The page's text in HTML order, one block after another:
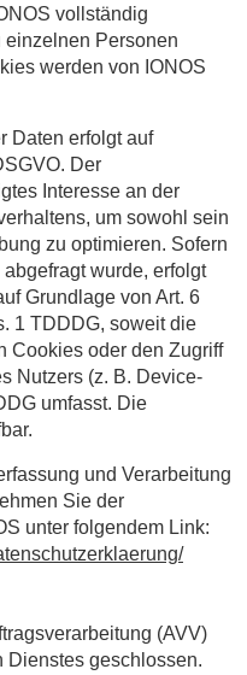
vollständig
Personen
werden von IONOS
Daten erfolgt auf
Der
Interesse an der
um sowohl sein
zu optimieren. Sofern
wurde, erfolgt
Grundlage von Art. 6
1 TDDDG, soweit die
Cookies oder den Zugriff
Nutzers (z. B. Device-
umfasst. Die
und Verarbeitung
Sie der
unter folgendem Link:
(AVV)
Dienstes geschlossen.